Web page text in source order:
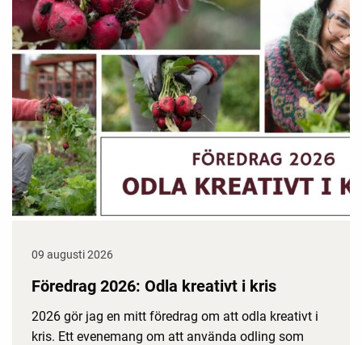
09 augusti 2026
Föredrag 2026: Odla kreativt i kris
2026 gör jag en mitt föredrag om att odla kreativt i
kris. Ett evenemang om att använda odling som